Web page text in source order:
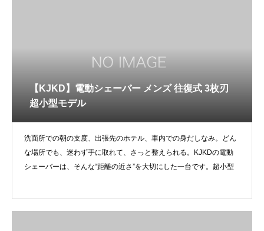
【KJKD】電動シェーバー メンズ 往復式 3枚刃
超小型モデル
洗面所での朝の支度、出張先のホテル、車内での身だしなみ。どん
な場所でも、迷わず手に取れて、さっと整えられる。KJKDの電動
シェーバーは、そんな“距離の近さ”を大切にした一台です。超小型